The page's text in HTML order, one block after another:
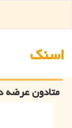
اسنك
متادون عرضه